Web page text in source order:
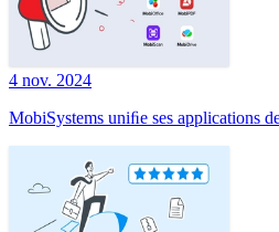
4 nov. 2024
MobiSystems uniﬁe ses applications